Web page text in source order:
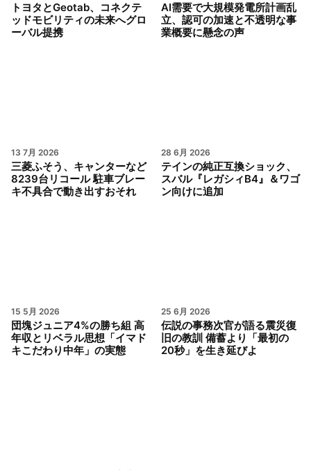
トヨタとGeotab、コネクテ
ッドモビリティの未来へグロ
ーバル提携
AI需要で大規模発電所計画乱
立、認可の加速と不透明な事
業概要に懸念の声
13 7月 2026
三菱ふそう、キャンターなど
8239台リコール 駐車ブレー
キ不具合で動き出すおそれ
28 6月 2026
テインの純正互換ショック、
スバル『レガシィB4』＆ワゴ
ン向けに追加
15 5月 2026
団塊ジュニア4%の勝ち組 高
年収とリベラル思想「イマド
キこだわり中年」の実態
25 6月 2026
伝説の事務次官が語る震災復
旧の教訓 備蓄より「最初の
20秒」を生き延びよ